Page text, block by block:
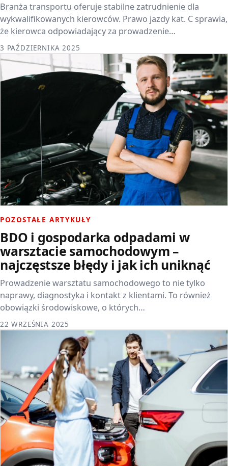
Branża transportu oferuje stabilne zatrudnienie dla
wykwalifikowanych kierowców. Prawo jazdy kat. C sprawia,
że kierowca odpowiadający za prowadzenie…
3 PAŹDZIERNIKA 2025
POZOSTAŁE ARTYKUŁY
BDO i gospodarka odpadami w
warsztacie samochodowym –
najczęstsze błędy i jak ich uniknąć
Prowadzenie warsztatu samochodowego to nie tylko
naprawy, diagnostyka i kontakt z klientami. To również
obowiązki środowiskowe, o których…
22 WRZEŚNIA 2025